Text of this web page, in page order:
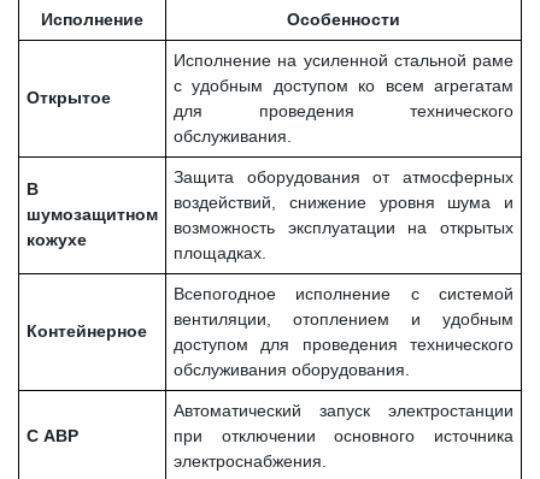
Исполнение Особенности
Открытое
Исполнение на усиленной стальной раме
с удобным доступом ко всем агрегатам
для проведения технического
обслуживания.
В
шумозащитном
кожухе
Защита оборудования от атмосферных
воздействий, снижение уровня шума и
возможность эксплуатации на открытых
площадках.
Контейнерное
Всепогодное исполнение с системой
вентиляции, отоплением и удобным
доступом для проведения технического
обслуживания оборудования.
С АВР
Автоматический запуск электростанции
при отключении основного источника
электроснабжения.